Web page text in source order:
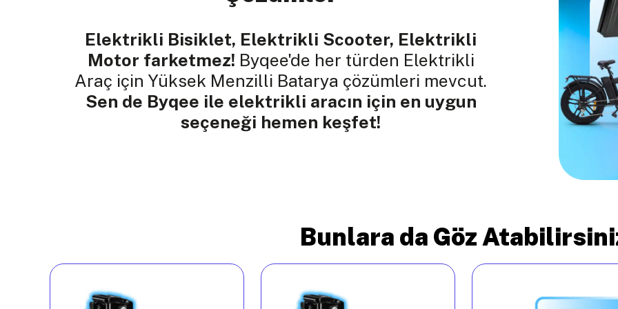
Elektrikli Bisiklet, Elektrikli Scooter, Elektrikli
Motor farketmez! Byqee'de her türden Elektrikli
Araç için Yüksek Menzilli Batarya çözümleri mevcut.
Sen de Byqee ile elektrikli aracın için en uygun
seçeneği hemen keşfet!
Bunlara da Göz